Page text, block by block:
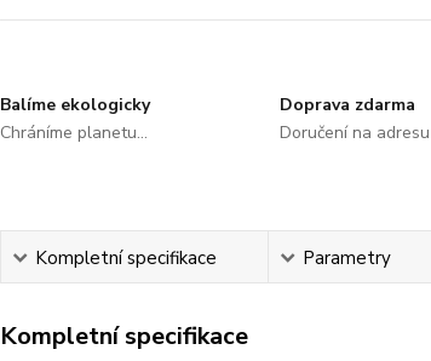
Balíme ekologicky
Chráníme planetu...
Doprava zdarma
Doručení na
Kompletní specifikace Parametry
Kompletní specifikace